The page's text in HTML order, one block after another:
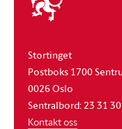
stortinget
Stortinget
Postboks 1700
0026 Oslo
Sentralbord: 23 31
Kontakt oss